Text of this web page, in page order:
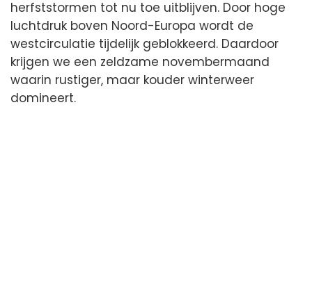
herfststormen tot nu toe uitblijven. Door hoge
luchtdruk boven Noord-Europa wordt de
westcirculatie tijdelijk geblokkeerd. Daardoor
krijgen we een zeldzame novembermaand
waarin rustiger, maar kouder winterweer
domineert.